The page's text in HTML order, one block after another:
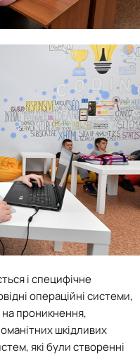
і специфічне
операційні системи,
на проникнення,
шкідливих
які були створенні